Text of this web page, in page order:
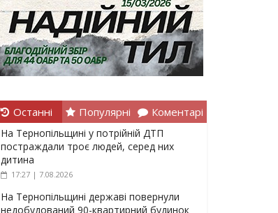
Останні Популярні Коментарі
На Тернопільщині у потрійній ДТП
постраждали троє людей, серед них
дитина
17:27 | 7.08.2026
На Тернопільщині державі повернули
недобудований 90-квартирний будинок